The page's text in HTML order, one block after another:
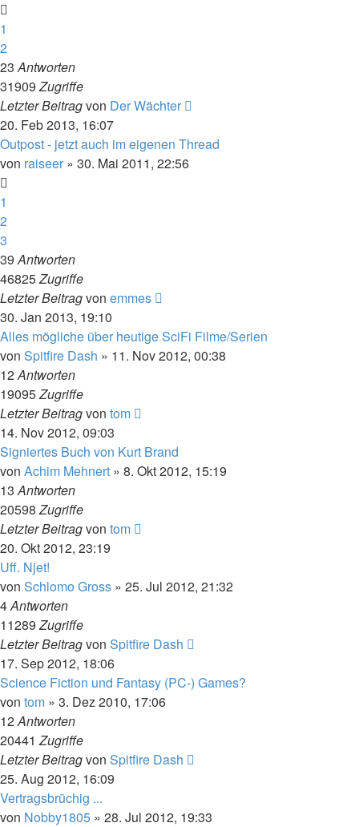
1
2
23Antworten
31909Zugriffe
Letzter Beitragvon Der Wächter
20. Feb 2013, 16:07
Outpost - jetzt auch im eigenen Thread
von raiseer » 30. Mai 2011, 22:56
1
2
3
39Antworten
46825Zugriffe
Letzter Beitragvon emmes
30. Jan 2013, 19:10
Alles mögliche über heutige SciFi Filme/Serien
von Spitfire Dash » 11. Nov 2012, 00:38
12Antworten
19095Zugriffe
Letzter Beitragvon tom
14. Nov 2012, 09:03
Signiertes Buch von Kurt Brand
von Achim Mehnert » 8. Okt 2012, 15:19
13Antworten
20598Zugriffe
Letzter Beitragvon tom
20. Okt 2012, 23:19
Uff. Njet!
von Schlomo Gross » 25. Jul 2012, 21:32
4Antworten
11289Zugriffe
Letzter Beitragvon Spitfire Dash
17. Sep 2012, 18:06
Science Fiction und Fantasy (PC-) Games?
von tom » 3. Dez 2010, 17:06
12Antworten
20441Zugriffe
Letzter Beitragvon Spitfire Dash
25. Aug 2012, 16:09
Vertragsbrüchig ...
von Nobby1805 » 28. Jul 2012, 19:33